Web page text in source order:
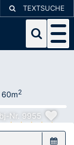
TEXTSUCHE
60m2
Nr. 9955